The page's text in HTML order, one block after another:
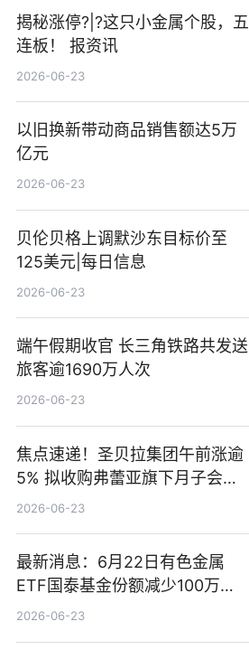
揭秘涨停?|?这只小金属个股，五
连板！ 报资讯
2026-06-23
以旧换新带动商品销售额达5万
亿元
2026-06-23
贝伦贝格上调默沙东目标价至
125美元|每日信息
2026-06-23
端午假期收官 长三角铁路共发送
旅客逾1690万人次
2026-06-23
焦点速递！圣贝拉集团午前涨逾
5% 拟收购弗蕾亚旗下月子会所
业务少数股权
2026-06-23
最新消息：6月22日有色金属
ETF国泰基金份额减少100万
份，重仓股紫金矿业、洛阳钼
2026-06-23